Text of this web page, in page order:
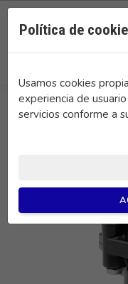
Política de
Usamos cookies
experiencia de
servicios conforme a